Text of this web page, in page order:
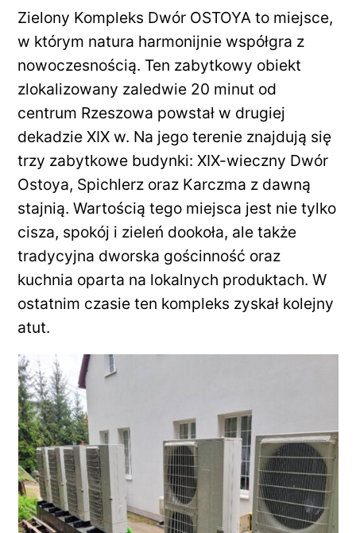
Zielony Kompleks Dwór OSTOYA to miejsce,
w którym natura harmonijnie współgra z
nowoczesnością. Ten zabytkowy obiekt
zlokalizowany zaledwie 20 minut od
centrum Rzeszowa powstał w drugiej
dekadzie XIX w. Na jego terenie znajdują się
trzy zabytkowe budynki: XIX-wieczny Dwór
Ostoya, Spichlerz oraz Karczma z dawną
stajnią. Wartością tego miejsca jest nie tylko
cisza, spokój i zieleń dookoła, ale także
tradycyjna dworska gościnność oraz
kuchnia oparta na lokalnych produktach. W
ostatnim czasie ten kompleks zyskał kolejny
atut.